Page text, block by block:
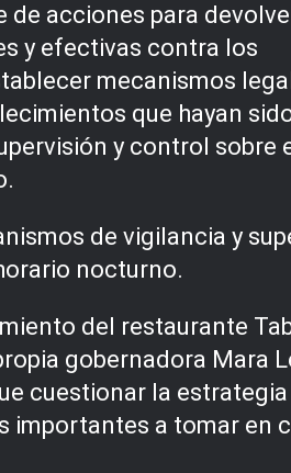
de acciones para
y efectivas contra los
mecanismos
que hayan
y control sobre
de vigilancia y
nocturno.
del restaurante
gobernadora Mara
cuestionar la estrategia
importantes a tomar en